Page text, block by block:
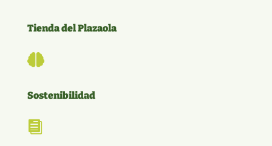
Tienda del Plazaola

Sostenibilidad
